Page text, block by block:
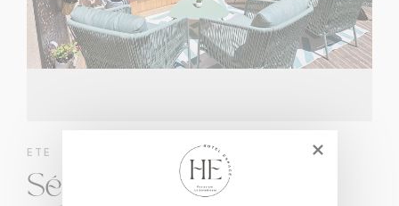
ETE SÉJOURS FAMILLE
Séjour famille été à